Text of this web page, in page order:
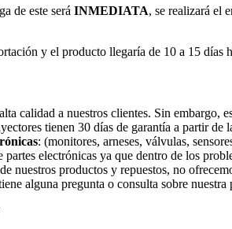
de este será INMEDIATA, se realizará el
y el producto llegaría de 10 a 15 días
calidad a nuestros clientes. Sin embargo,
tienen 30 días de garantía a partir
: (monitores, arneses, válvulas,
electrónicas ya que dentro de los
nuestros productos y repuestos, no
alguna pregunta o consulta sobre